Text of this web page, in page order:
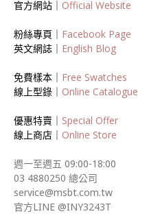
官方網站｜ Official Website
粉絲專頁｜ Facebook Page
英文網誌｜ English Blog
免費樣本｜ Free Swatches
線上型錄｜ Online Catalogue
優惠特賣｜ Special Offer
線上商店｜ Online Store
週一至週五 09:00-18:00
03 4880250 總公司
service@msbt.com.tw
官方LINE @INY3243T